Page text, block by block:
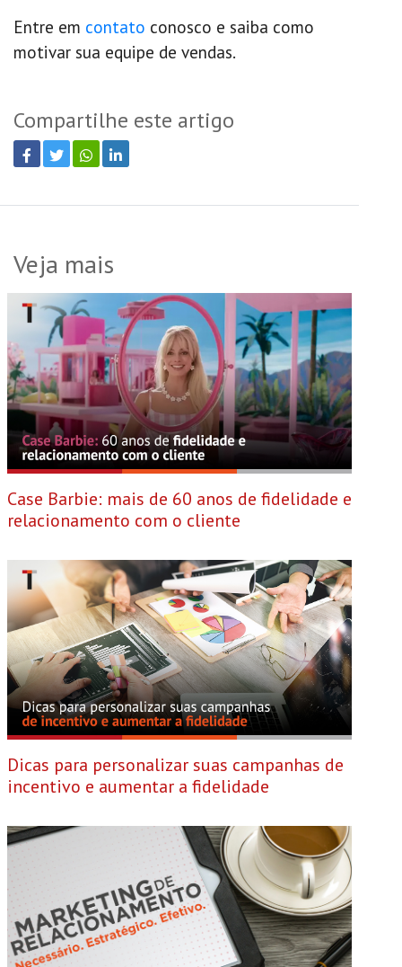
Entre em contato conosco e saiba como
motivar sua equipe de vendas.
Compartilhe este artigo
Veja mais
Case Barbie: mais de 60 anos de fidelidade e
relacionamento com o cliente
Dicas para personalizar suas campanhas de
incentivo e aumentar a fidelidade